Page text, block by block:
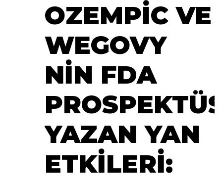
OZEMPİC VE
WEGOVY
NİN FDA
YAZAN YAN
ETKİLERİ: